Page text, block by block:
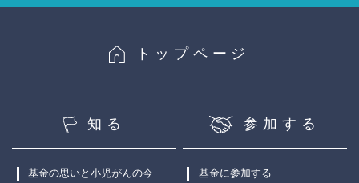
トップページ
知る
基金の思いと小児がんの今
参加する
基金に参加する